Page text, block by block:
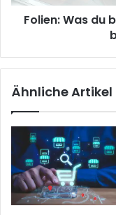
beachten
musst
Folien: Was du
Ähnliche Artikel